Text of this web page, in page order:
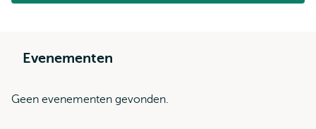
Evenementen
Geen evenementen gevonden.